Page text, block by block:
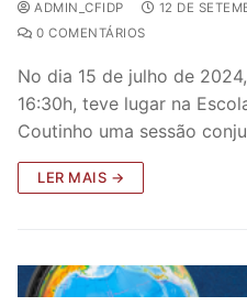
ADMIN_CFIDP 12 DE
0 COMENTÁRIOS
No dia 15 de julho de
16:30h, teve lugar na
Coutinho uma sessão
LER MAIS →